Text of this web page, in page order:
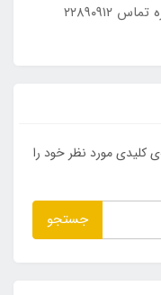
مرکز مشاوره ره‌یافتگان سلامت. شماره تماس ۲۲۸۹۰۹۱۲
کلیدی مورد نظر خود را
جستجو